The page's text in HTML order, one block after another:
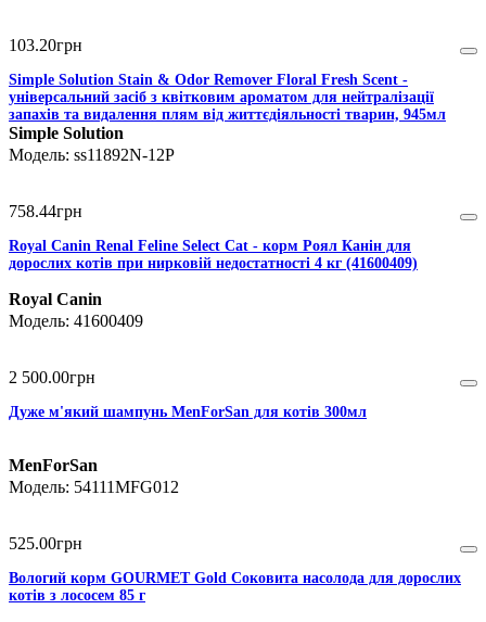
103.20грн
Simple Solution Stain & Odor Remover Floral Fresh Scent -
універсальний засіб з квітковим ароматом для нейтралізації
запахів та видалення плям від життєдіяльності тварин, 945мл
Simple Solution
ss11892N-12P
758.44грн
Royal Canin Renal Feline Select Cat - корм Роял Канін для
дорослих котів при нирковій недостатності 4 кг (41600409)
Royal Canin
41600409
2 500.00грн
Дуже м'який шампунь MenForSan для котів 300мл
MenForSan
54111MFG012
525.00грн
Вологий корм GOURMET Gold Соковита насолода для дорослих
котів з лососем 85 г